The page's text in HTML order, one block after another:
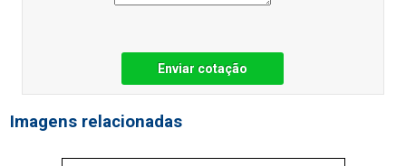
Enviar cotação
Imagens relacionadas